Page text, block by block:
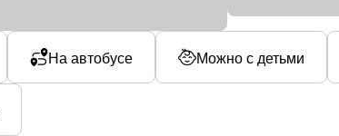
На автобусе Можно с детьми